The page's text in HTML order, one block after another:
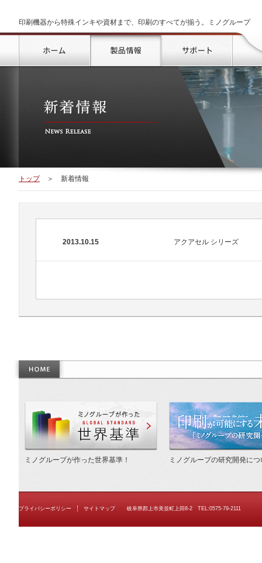
印刷機器から特殊インキや資材まで、印刷のすべてが揃う。ミノグループ
トップ
製品情報 サポート
トップ ＞ 新着情報
2013.10.15 アクアセル シリーズ
作った世界基準
ミノグループが作った世界基準！ ミノグループの研究開発につ
プライバシーポリシー サイトマップ 岐阜県郡上市美並町上田8-2 TEL:0575-79-2111